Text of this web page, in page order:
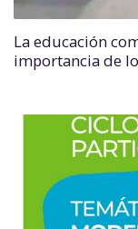
La educación
importancia de